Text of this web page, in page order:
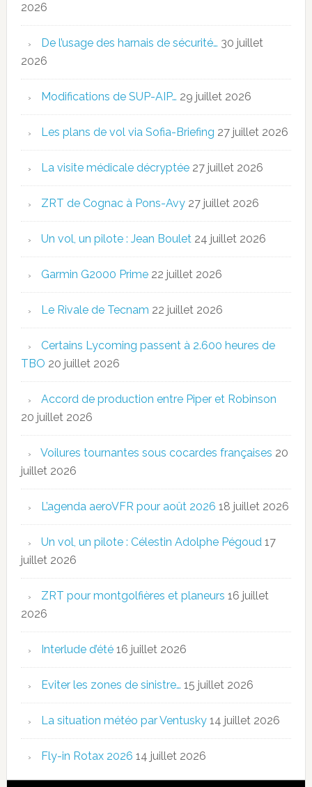
2026
De l’usage des harnais de sécurité… 30 juillet
2026
Modifications de SUP-AIP… 29 juillet 2026
Les plans de vol via Sofia-Briefing 27 juillet 2026
La visite médicale décryptée 27 juillet 2026
ZRT de Cognac à Pons-Avy 27 juillet 2026
Un vol, un pilote : Jean Boulet 24 juillet 2026
Garmin G2000 Prime 22 juillet 2026
Le Rivale de Tecnam 22 juillet 2026
Certains Lycoming passent à 2.600 heures de
TBO 20 juillet 2026
Accord de production entre Piper et Robinson
20 juillet 2026
Voilures tournantes sous cocardes françaises 20
juillet 2026
L’agenda aeroVFR pour août 2026 18 juillet 2026
Un vol, un pilote : Célestin Adolphe Pégoud 17
juillet 2026
ZRT pour montgolfières et planeurs 16 juillet
2026
Interlude d’été 16 juillet 2026
Eviter les zones de sinistre… 15 juillet 2026
La situation météo par Ventusky 14 juillet 2026
Fly-in Rotax 2026 14 juillet 2026